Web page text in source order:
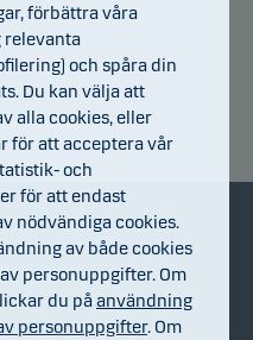
kund
& sälj
förbättra våra
relevanta
och spåra din
Du kan välja att
alla cookies, eller
för att acceptera vår
och
för att endast
nödvändiga cookies.
av både cookies
personuppgifter. Om
du påanvändning
personuppgifter. Om